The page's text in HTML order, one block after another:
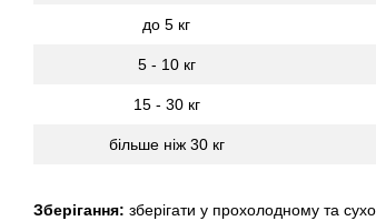
до 5 кг
5 - 10 кг
15 - 30 кг
більше ніж 30 кг
Зберігання: зберігати у прохолодному та